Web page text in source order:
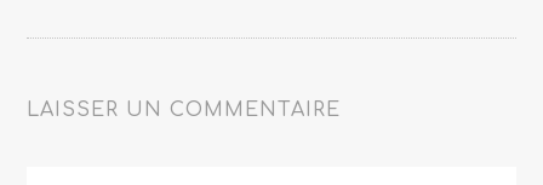
LAISSER UN COMMENTAIRE